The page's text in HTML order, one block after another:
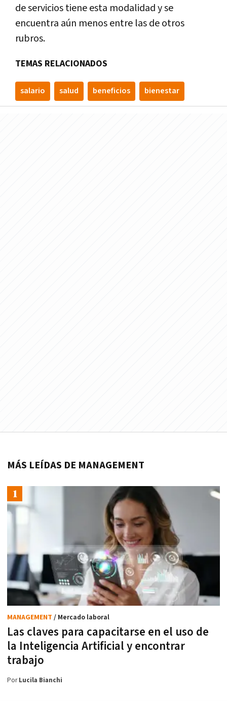
de servicios tiene esta modalidad y se
encuentra aún menos entre las de otros
rubros.
TEMAS RELACIONADOS
salario salud beneficios bienestar
MÁS LEÍDAS DE MANAGEMENT
Las claves para capacitarse en el uso de
la Inteligencia Artificial y encontrar
trabajo
MANAGEMENT / Mercado laboral
PorLucila Bianchi